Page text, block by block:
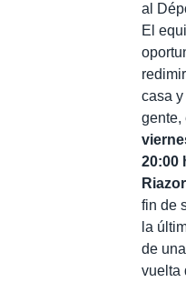
al
El
casa y
gente,
20:00
Riazor
fin de
la
de
vuelta